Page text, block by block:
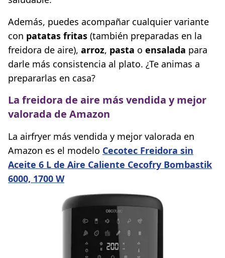
Además, puedes acompañar cualquier variante
con patatas fritas (también preparadas en la
freidora de aire), arroz, pasta o ensalada para
darle más consistencia al plato. ¿Te animas a
prepararlas en casa?
La freidora de aire más vendida y mejor
valorada de Amazon
La airfryer más vendida y mejor valorada en
Amazon es el modelo Cecotec Freidora sin
Aceite 6 L de Aire Caliente Cecofry Bombastik
6000, 1700 W